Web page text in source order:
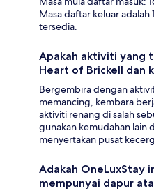
Masa daftar keluar
tersedia.
Apakah aktiviti yang
Heart of Brickell dan
Bergembira dengan
memancing, kembara
aktiviti renang di salah
gunakan kemudahan lain
menyertakan pusat
Adakah OneLuxStay
mempunyai dapur